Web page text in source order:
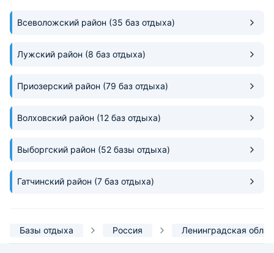
Всеволожский район (35 баз отдыха)
Лужский район (8 баз отдыха)
Приозерский район (79 баз отдыха)
Волховский район (12 баз отдыха)
Выборгский район (52 базы отдыха)
Гатчинский район (7 баз отдыха)
Базы отдыха Россия Ленинградская